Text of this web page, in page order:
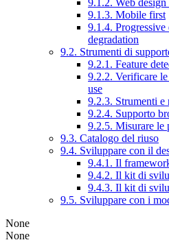
9.1.2. Web design
9.1.3. Mobile first
9.1.4. Progressive
degradation
9.2. Strumenti di
9.2.1. Feature
9.2.2. Verificare
use
9.2.3. Strumenti e
9.2.4. Supporto
9.2.5. Misurare le
9.3. Catalogo del riuso
9.4. Sviluppare con il
9.4.1. Il
9.4.2. Il kit di
9.4.3. Il kit di
9.5. Sviluppare con i
None
None